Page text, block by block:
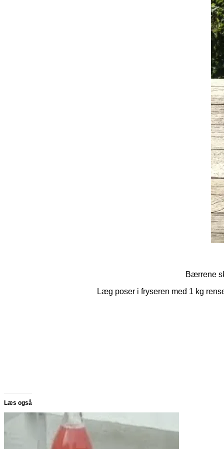
Bærrene
Læg poser i fryseren med 1 kg
Læs også